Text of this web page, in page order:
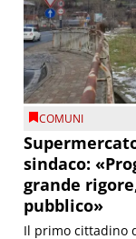
COMUNI
sindaco:
grande
pubblico»
Il primo cittadino